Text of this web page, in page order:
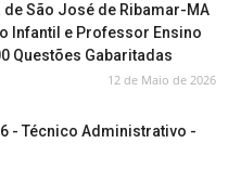
São José de Ribamar-MA
Infantil e Professor Ensino
Questões Gabaritadas
12 de Maio de 2026
- Técnico Administrativo -